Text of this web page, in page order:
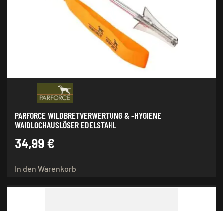
PARFORCE WILDBRETVERWERTUNG & -HYGIENE
WAIDLOCHAUSLÖSER EDELSTAHL
34,99 €
In den Warenkorb